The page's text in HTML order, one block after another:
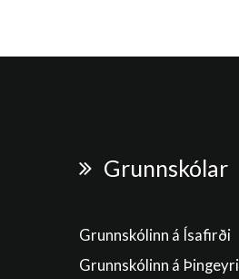
Grunnskólar
Grunnskólinn á Ísafirði
Grunnskólinn á Þingeyri